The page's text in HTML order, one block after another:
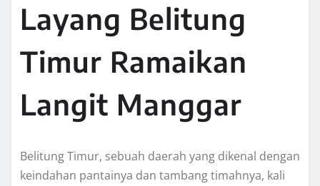
Layang Belitung
Timur Ramaikan
Langit Manggar
Belitung Timur, sebuah daerah yang dikenal dengan
keindahan pantainya dan tambang timahnya, kali